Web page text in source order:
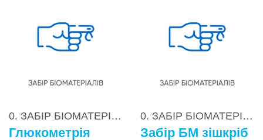
0. ЗАБІР БІОМАТЕРІАЛІВ
Глюкометрія
0. ЗАБІР БІОМАТЕРІАЛІВ
Забір БМ зішкріб